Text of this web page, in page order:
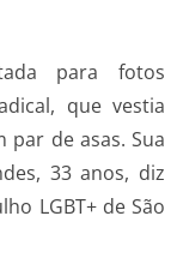
para fotos
que vestia
de asas. Sua
33 anos, diz
LGBT+ de São